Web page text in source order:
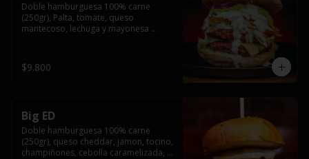
Doble hamburguesa 100% carne
(250gr), Palta, tomate, queso
mantecoso, lechuga y mayonesa
$9.800
Big ED
Doble hamburguesa 100% carne
(250gr), queso cheddar, jamon, tocino,
champiñones, cebolla caramelizada,